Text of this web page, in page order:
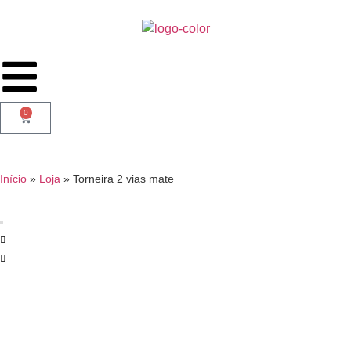
0
Início » Loja » Torneira 2 vias mate